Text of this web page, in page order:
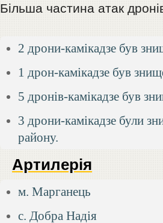
Більша частина атак
2 дрони-камікадзе був
1 дрон-камікадзе був
5 дронів-камікадзе був
3 дрони-камікадзе були
району.
Артилерія
м. Марганець
с. Добра Надія